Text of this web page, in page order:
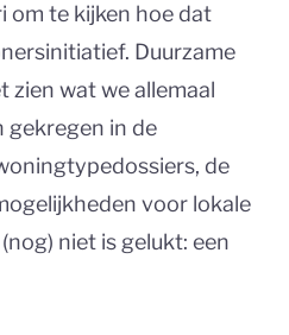
om te kijken hoe dat
Duurzame
zien wat we allemaal
gekregen in de
de
voor lokale
niet is gelukt: een